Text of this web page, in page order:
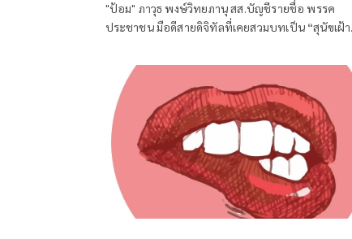
"ป้อม" ภาวุธ พงษ์วิทยภานุ สส.บัญชีรายชื่อ พรรค
ประชาชน มือดีสายดิจิทัลที่เคยสวมบทเป็น “สุนัขเฝ้า
1,621 ล้านบาท ของกระทรวงดิจิทัลเพื่อเศรษฐกิจและ
สังคม (ดีอี)